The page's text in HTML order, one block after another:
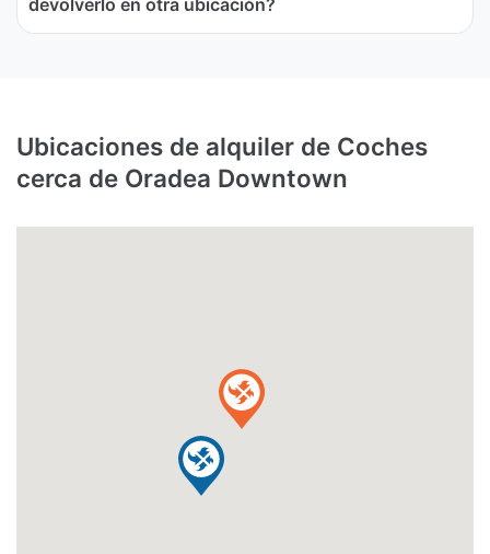
Ubicaciones de alquiler de Coches
cerca de Oradea Downtown